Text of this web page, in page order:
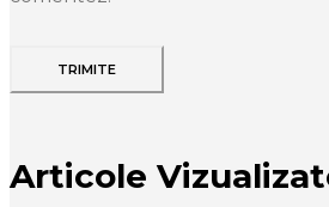
Articole